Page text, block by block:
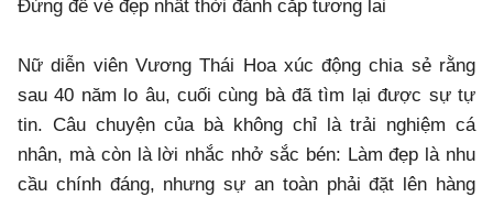
Đừng để vẻ đẹp nhất thời đánh cắp tương lai
Nữ diễn viên Vương Thái Hoa xúc động chia sẻ rằng
sau 40 năm lo âu, cuối cùng bà đã tìm lại được sự tự
tin. Câu chuyện của bà không chỉ là trải nghiệm cá
nhân, mà còn là lời nhắc nhở sắc bén: Làm đẹp là nhu
cầu chính đáng, nhưng sự an toàn phải đặt lên hàng